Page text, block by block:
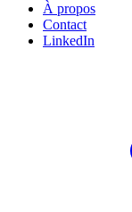
À propos
Contact
LinkedIn